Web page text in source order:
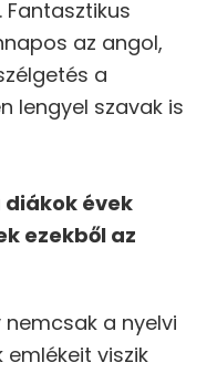
az angol,
a
lengyel szavak is
diákok évek
ezekből az
a nyelvi
viszik